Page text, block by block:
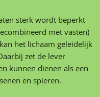
sterk wordt beperkt
met vasten)
het lichaam geleidelijk
zet de lever
kunnen dienen als een
en spieren.